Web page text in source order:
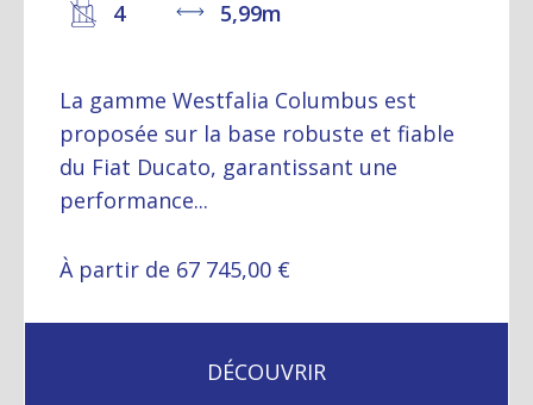
4 5,99m
La gamme Westfalia Columbus est
proposée sur la base robuste et fiable
du Fiat Ducato, garantissant une
performance...
À partir de 67 745,00 €
DÉCOUVRIR